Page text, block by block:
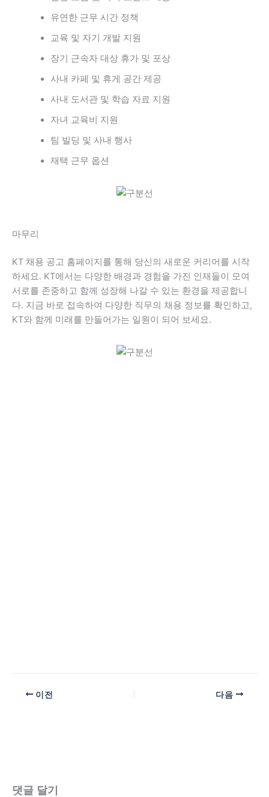
유연한 근무 시간 정책
교육 및 자기 개발 지원
장기 근속자 대상 휴가 및 포상
사내 카페 및 휴게 공간 제공
사내 도서관 및 학습 자료 지원
자녀 교육비 지원
팀 빌딩 및 사내 행사
재택 근무 옵션
마무리
KT 채용 공고 홈페이지를 통해 당신의 새로운 커리어를 시작
하세요. KT에서는 다양한 배경과 경험을 가진 인재들이 모여
서로를 존중하고 함께 성장해 나갈 수 있는 환경을 제공합니
다. 지금 바로 접속하여 다양한 직무의 채용 정보를 확인하고,
KT와 함께 미래를 만들어가는 일원이 되어 보세요.
이전 다음
댓글 달기